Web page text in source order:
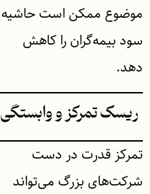
موضوع ممکن است حاشیه
سود بیمه‌گران را کاهش
دهد.
ریسک تمرکز و وابستگی
تمرکز قدرت در دست
شرکت‌های بزرگ می‌تواند